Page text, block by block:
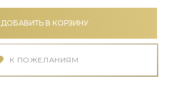
ДОБАВИТЬ В КОРЗИНУ
К ПОЖЕЛАНИЯМ